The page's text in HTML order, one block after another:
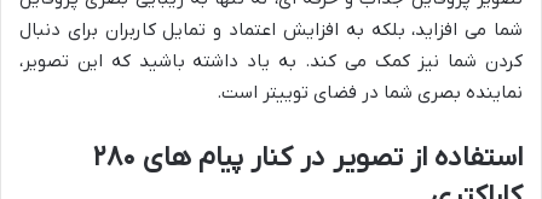
شما می افزاید، بلکه به افزایش اعتماد و تمایل کاربران برای دنبال
کردن شما نیز کمک می کند. به یاد داشته باشید که این تصویر،
نماینده بصری شما در فضای توییتر است.
استفاده از تصویر در کنار پیام های ۲۸۰